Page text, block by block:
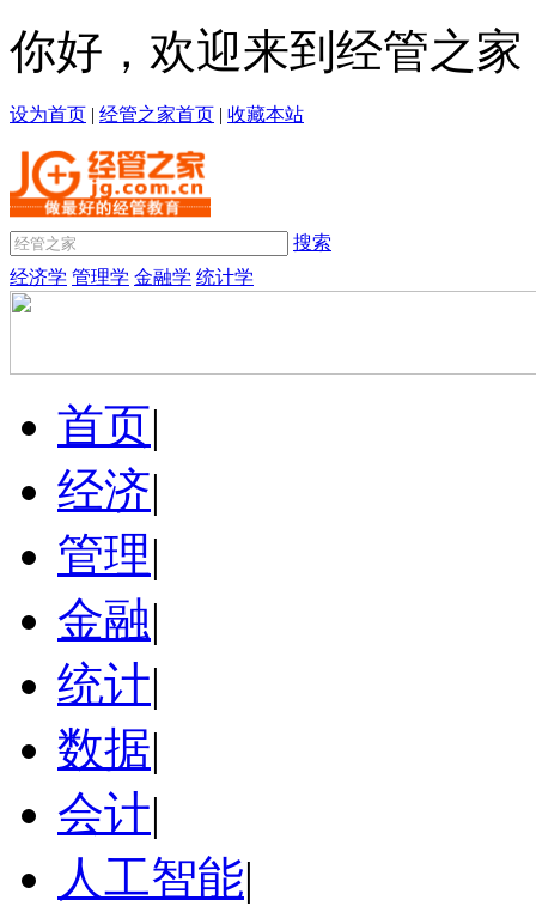
你好，欢迎来到经管之家
设为首页 | 经管之家首页 | 收藏本站
搜索
经济学 管理学 金融学 统计学
首页|
经济|
管理|
金融|
统计|
数据|
会计|
人工智能|